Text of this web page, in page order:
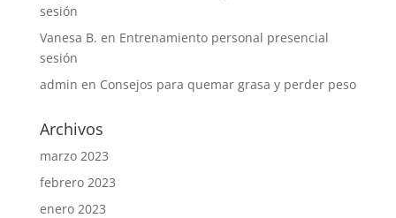
sesión
Vanesa B. en Entrenamiento personal presencial
sesión
admin en Consejos para quemar grasa y perder peso
Archivos
marzo 2023
febrero 2023
enero 2023